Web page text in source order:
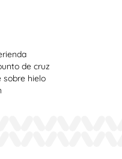
de cruz
sobre hielo